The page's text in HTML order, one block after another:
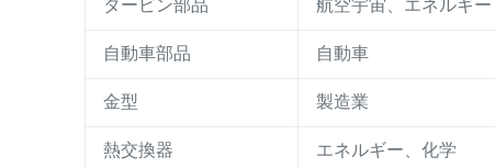
タービン部品 航空宇宙、エネルギー
自動車部品 自動車
金型 製造業
熱交換器 エネルギー、化学